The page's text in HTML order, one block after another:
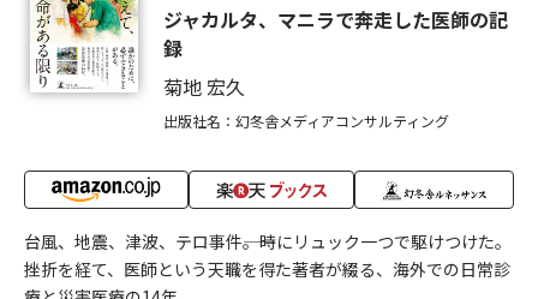
ジャカルタ、マニラで奔走した医師の記
録
菊地 宏久
出版社名：幻冬舎メディアコンサルティング
台風、地震、津波、テロ事件――。時にリュック一つで駆けつけた。
挫折を経て、医師という天職を得た著者が綴る、海外での日常診